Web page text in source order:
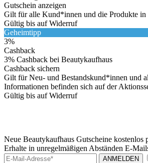
Gutschein anzeigen
Gilt für alle Kund*innen und die Produkte in
Gültig bis auf Widerruf
Geheimtipp
3%
Cashback
3% Cashback bei Beautykaufhaus
Cashback sichern
Gilt für Neu- und Bestandskund*innen und
Informationen befinden sich auf der
Gültig bis auf Widerruf
Neue Beautykaufhaus Gutscheine kostenlos
Erhalte in unregelmäßigen Abständen E-
ANMELDEN